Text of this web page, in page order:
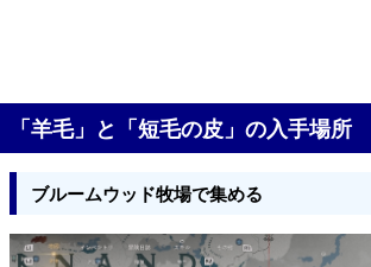
「羊毛」と「短毛の皮」の入手場所
ブルームウッド牧場で集める